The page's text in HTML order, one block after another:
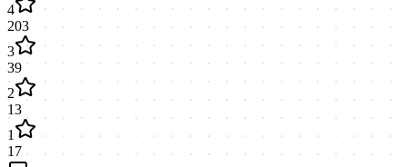
4
203
3
39
2
13
1
17